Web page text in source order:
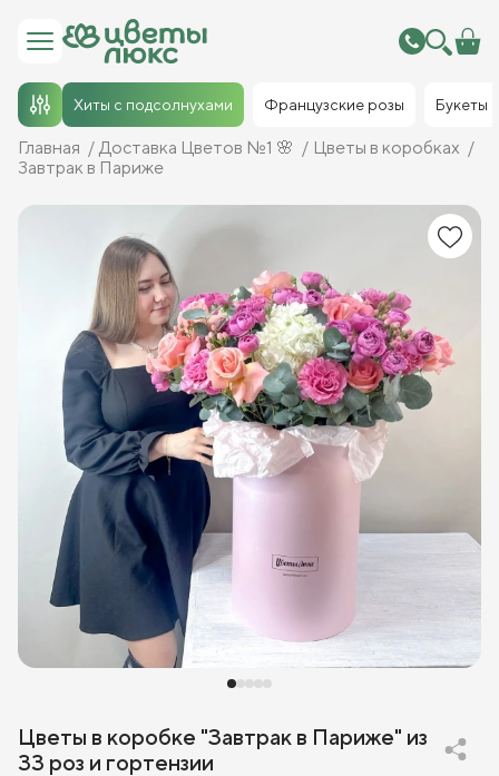
Хиты с подсолнухами Французские розы Букеты
Главная Доставка Цветов №1 🌸
Цветы в коробках
Завтрак в Париже
Цветы в коробке "Завтрак в Париже" из
33 роз и гортензии